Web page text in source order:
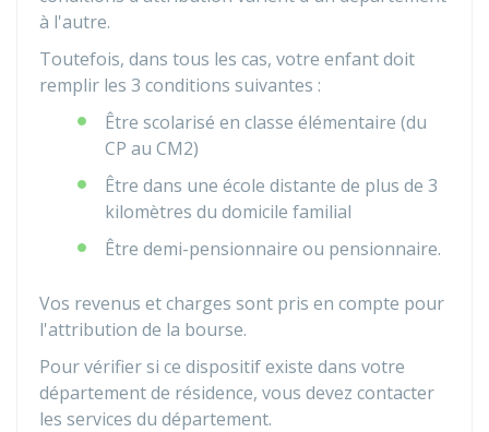
à l'autre.
Toutefois, dans tous les cas, votre enfant doit
remplir les 3 conditions suivantes :
Être scolarisé en classe élémentaire (du
CP au CM2)
Être dans une école distante de plus de 3
kilomètres du domicile familial
Être demi-pensionnaire ou pensionnaire.
Vos revenus et charges sont pris en compte pour
l'attribution de la bourse.
Pour vérifier si ce dispositif existe dans votre
département de résidence, vous devez contacter
les services du département.